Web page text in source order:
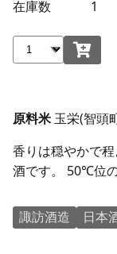
在庫数
1
原料米 玉栄(智頭
香りは穏やかで
酒です。 50℃位
諏訪酒造 日本